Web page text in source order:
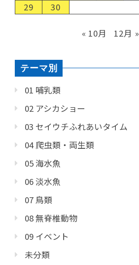
29
30
« 10月 12月 »
テーマ別
01 哺乳類
02 アシカショー
03 セイウチふれあいタイム
04 爬虫類・両生類
05 海水魚
06 淡水魚
07 鳥類
08 無脊椎動物
09 イベント
未分類